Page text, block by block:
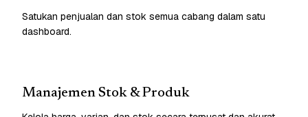
Satukan penjualan dan stok semua cabang dalam satu
dashboard.
Manajemen Stok & Produk